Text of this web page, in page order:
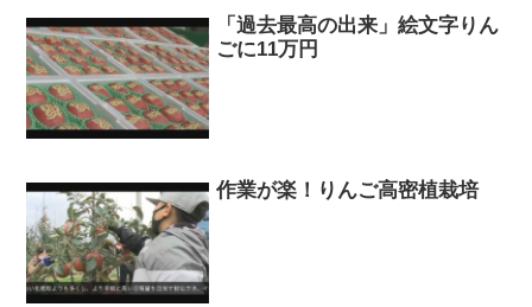
「過去最高の出来」絵文字りん
ごに11万円
作業が楽！りんご高密植栽培